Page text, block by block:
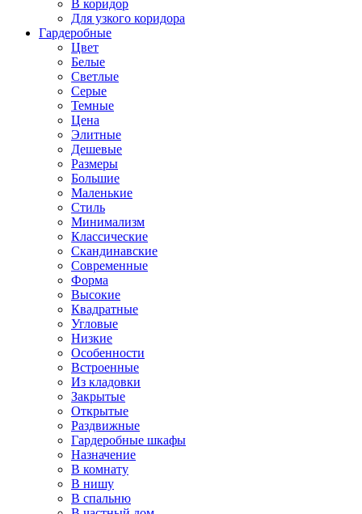
В коридор
Для узкого коридора
Гардеробные
Цвет
Белые
Светлые
Серые
Темные
Цена
Элитные
Дешевые
Размеры
Большие
Маленькие
Стиль
Минимализм
Классические
Скандинавские
Современные
Форма
Высокие
Квадратные
Угловые
Низкие
Особенности
Встроенные
Из кладовки
Закрытые
Открытые
Раздвижные
Гардеробные шкафы
Назначение
В комнату
В нишу
В спальню